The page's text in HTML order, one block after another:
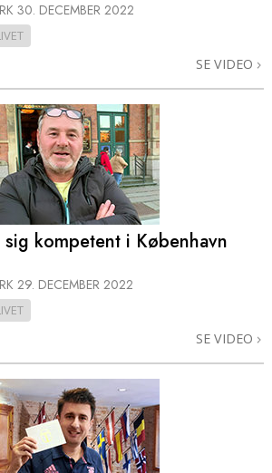
30. DECEMBER 2022
SE VIDEO
kompetent i København
29. DECEMBER 2022
SE VIDEO